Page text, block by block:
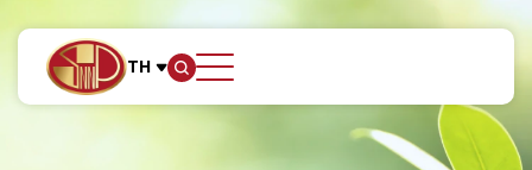
TH